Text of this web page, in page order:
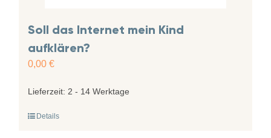
Soll das Internet mein Kind
aufklären?
0,00 €
Lieferzeit: 2 - 14 Werktage
Details